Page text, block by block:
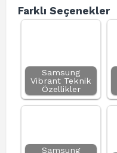
Farklı Seçenekler
Samsung
Vibrant Teknik
Özellikler
Samsung